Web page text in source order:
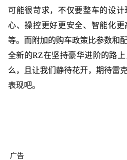
可能很苛求，不仅要整车的设
心、操控更好更安全、智能化
等。而附加的购车政策比参数和
全新的RZ在坚持豪华进阶的路
么，且让我们静待花开，期待雷
表现吧。
广告